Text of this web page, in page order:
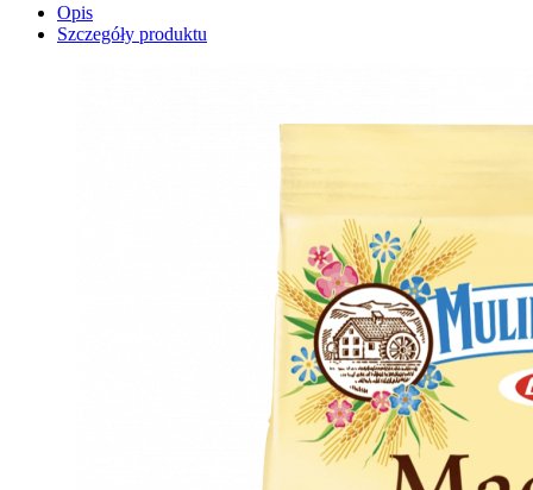
Opis
Szczegóły produktu